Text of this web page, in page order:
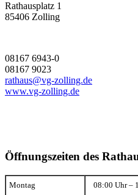
Rathausplatz 1
85406 Zolling
08167 6943-0
08167 9023
rathaus@vg-zolling.de
www.vg-zolling.de
Öffnungszeiten des
Montag 08:00 Uhr –